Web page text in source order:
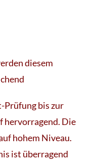
diesem
Prüfung bis zur
hervorragend. Die
hohem Niveau.
ist überragend